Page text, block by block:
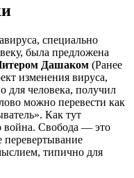
специально
была предложена
Дашаком (Ранее
изменения вируса,
для человека, получил
можно перевести как
Как тут
Свобода — это
типично для